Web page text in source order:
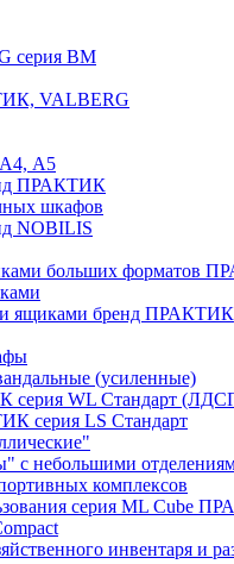
серия BM
VALBERG
А5
ПРАКТИК
шкафов
NOBILIS
больших форматов
ящиками бренд ПРАКТИК
(усиленные)
серия WL Стандарт
серия LS Стандарт
небольшими
комплексов
серия ML Cube
инвентаря и